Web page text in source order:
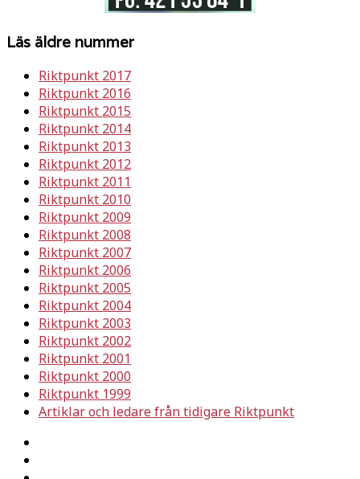
Läs äldre nummer
Riktpunkt 2017
Riktpunkt 2016
Riktpunkt 2015
Riktpunkt 2014
Riktpunkt 2013
Riktpunkt 2012
Riktpunkt 2011
Riktpunkt 2010
Riktpunkt 2009
Riktpunkt 2008
Riktpunkt 2007
Riktpunkt 2006
Riktpunkt 2005
Riktpunkt 2004
Riktpunkt 2003
Riktpunkt 2002
Riktpunkt 2001
Riktpunkt 2000
Riktpunkt 1999
Artiklar och ledare från tidigare Riktpunkt